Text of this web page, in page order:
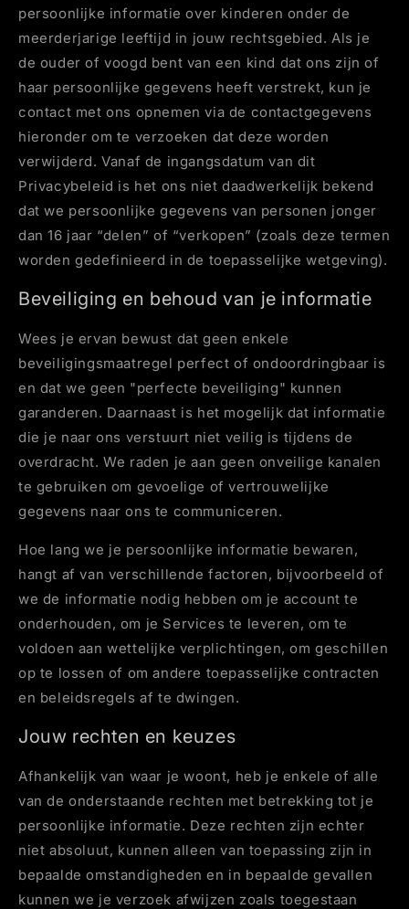
persoonlijke informatie over kinderen onder de
meerderjarige leeftijd in jouw rechtsgebied. Als je
de ouder of voogd bent van een kind dat ons zijn of
haar persoonlijke gegevens heeft verstrekt, kun je
contact met ons opnemen via de contactgegevens
hieronder om te verzoeken dat deze worden
verwijderd. Vanaf de ingangsdatum van dit
Privacybeleid is het ons niet daadwerkelijk bekend
dat we persoonlijke gegevens van personen jonger
dan 16 jaar “delen” of “verkopen” (zoals deze termen
worden gedefinieerd in de toepasselijke wetgeving).
Beveiliging en behoud van je informatie
Wees je ervan bewust dat geen enkele
beveiligingsmaatregel perfect of ondoordringbaar is
en dat we geen "perfecte beveiliging" kunnen
garanderen. Daarnaast is het mogelijk dat informatie
die je naar ons verstuurt niet veilig is tijdens de
overdracht. We raden je aan geen onveilige kanalen
te gebruiken om gevoelige of vertrouwelijke
gegevens naar ons te communiceren.
Hoe lang we je persoonlijke informatie bewaren,
hangt af van verschillende factoren, bijvoorbeeld of
we de informatie nodig hebben om je account te
onderhouden, om je Services te leveren, om te
voldoen aan wettelijke verplichtingen, om geschillen
op te lossen of om andere toepasselijke contracten
en beleidsregels af te dwingen.
Jouw rechten en keuzes
Afhankelijk van waar je woont, heb je enkele of alle
van de onderstaande rechten met betrekking tot je
persoonlijke informatie. Deze rechten zijn echter
niet absoluut, kunnen alleen van toepassing zijn in
bepaalde omstandigheden en in bepaalde gevallen
kunnen we je verzoek afwijzen zoals toegestaan